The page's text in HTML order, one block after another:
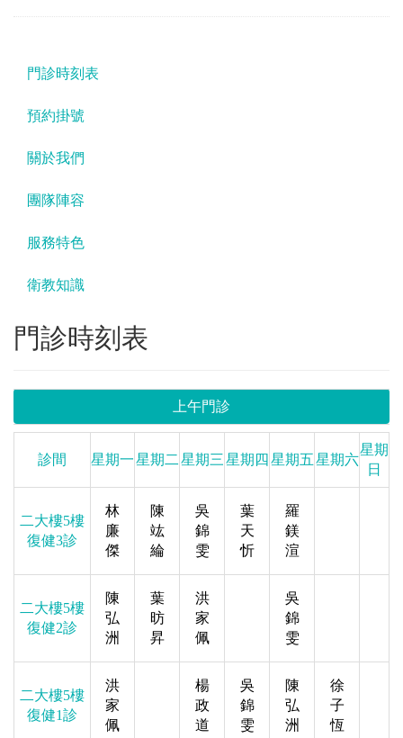
門診時刻表
預約掛號
關於我們
團隊陣容
服務特色
衛教知識
門診時刻表
上午門診
診間 星期一星期二 星期三星期四 星期五星期六
星期
日
二大樓5樓
復健3診
林
廉
傑
陳
竑
綸
吳
錦
雯
葉
天
忻
羅
鎂
渲
二大樓5樓
復健2診
陳
弘
洲
葉
昉
昇
洪
家
佩
吳
錦
雯
二大樓5樓
復健1診
洪
家
佩
楊
政
道
吳
錦
雯
陳
弘
洲
徐
子
恆